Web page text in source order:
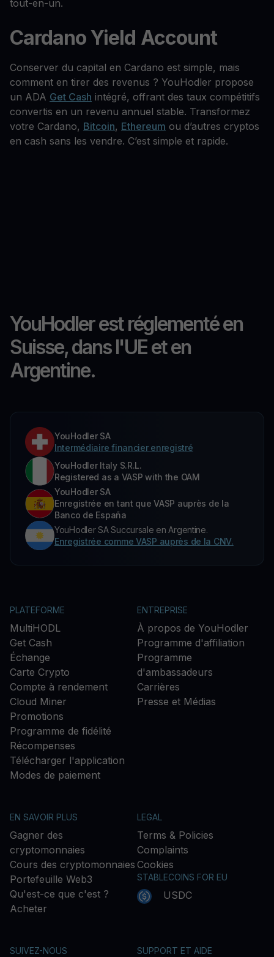
tout-en-un.
Cardano Yield Account
Conserver du capital en Cardano est simple, mais
comment en tirer des revenus ? YouHodler propose
un ADA Get Cash intégré, offrant des taux compétitifs
convertis en un revenu annuel stable. Transformez
votre Cardano, Bitcoin, Ethereum ou d’autres cryptos
en cash sans les vendre. C’est simple et rapide.
YouHodler est réglementé en
Suisse, dans l'UE et en
Argentine.
YouHodler SA
Intermédiaire financier enregistré
YouHodler Italy S.R.L.
Registered as a VASP with the OAM
YouHodler SA
Enregistrée en tant que VASP auprès de la
Banco de España
YouHodler SA Succursale en Argentine.
Enregistrée comme VASP auprès de la CNV.
PLATEFORME
MultiHODL
Get Cash
Échange
Carte Crypto
Compte à rendement
Cloud Miner
Promotions
Programme de fidélité
Récompenses
Télécharger l'application
Modes de paiement
ENTREPRISE
À propos de YouHodler
Programme d'affiliation
Programme
d'ambassadeurs
Carrières
Presse et Médias
EN SAVOIR PLUS
Gagner des
cryptomonnaies
Cours des cryptomonnaies
Portefeuille Web3
Qu'est-ce que c'est ?
Acheter
LEGAL
Terms & Policies
Complaints
Cookies
STABLECOINS FOR EU
USDC
SUIVEZ-NOUS SUPPORT ET AIDE